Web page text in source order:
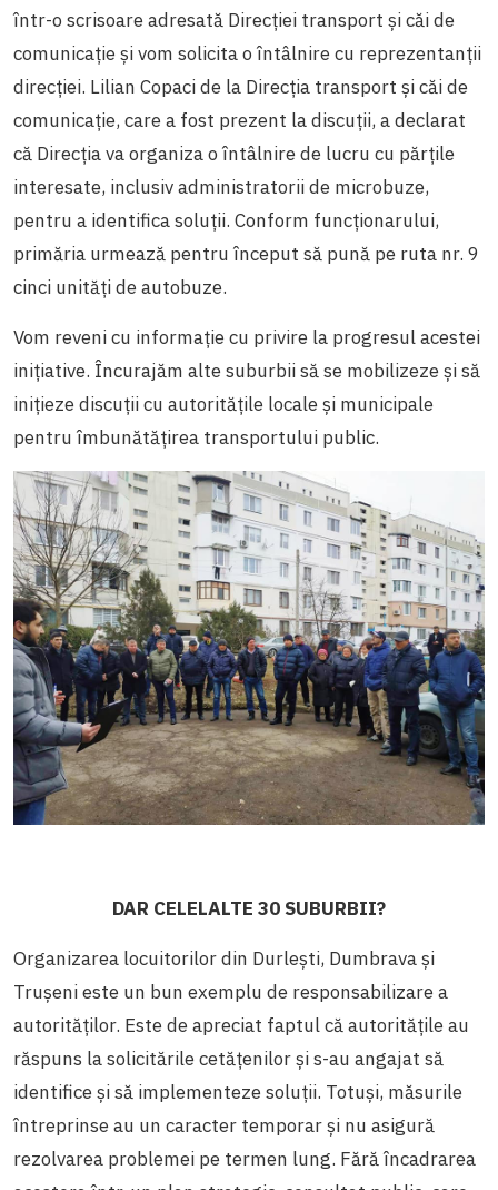
într-o scrisoare adresată Direcției transport și căi de
comunicație și vom solicita o întâlnire cu reprezentanții
direcției. Lilian Copaci de la Direcția transport și căi de
comunicație, care a fost prezent la discuții, a declarat
că Direcția va organiza o întâlnire de lucru cu părțile
interesate, inclusiv administratorii de microbuze,
pentru a identifica soluții. Conform funcționarului,
primăria urmează pentru început să pună pe ruta nr. 9
cinci unități de autobuze.
Vom reveni cu informație cu privire la progresul acestei
inițiative. Încurajăm alte suburbii să se mobilizeze și să
inițieze discuții cu autoritățile locale și municipale
pentru îmbunătățirea transportului public.
DAR CELELALTE 30 SUBURBII?
Organizarea locuitorilor din Durlești, Dumbrava și
Trușeni este un bun exemplu de responsabilizare a
autorităților. Este de apreciat faptul că autoritățile au
răspuns la solicitările cetățenilor și s-au angajat să
identifice și să implementeze soluții. Totuși, măsurile
întreprinse au un caracter temporar și nu asigură
rezolvarea problemei pe termen lung. Fără încadrarea